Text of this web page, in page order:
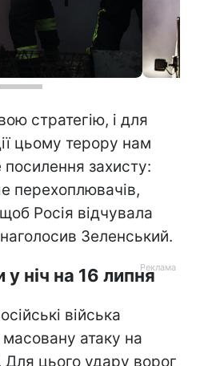
стратегію, і для
цьому терору нам
захисту:
перехоплювачів,
Росія відчувала
Зеленський.
у ніч на 16 липня
війська
атаку на
Для цього удару ворог